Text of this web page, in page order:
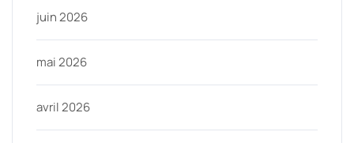
juin 2026
mai 2026
avril 2026